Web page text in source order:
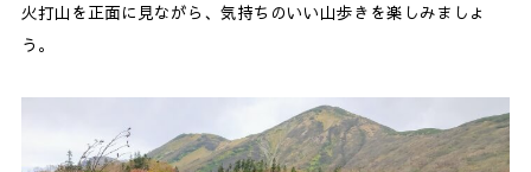
火打山を正面に見ながら、気持ちのいい山歩きを楽しみましょ
う。